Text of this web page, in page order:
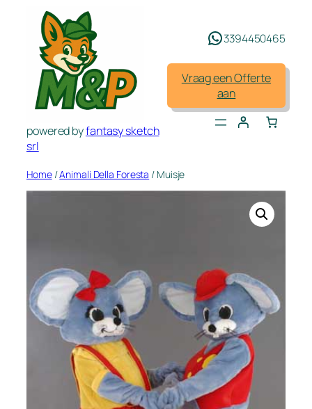
powered byfantasy sketch
srl
3394450465
Vraag een Offerte
aan
Home/Animali Della Foresta / Muisje